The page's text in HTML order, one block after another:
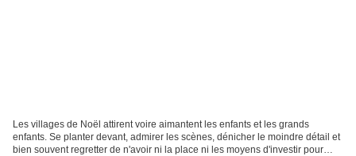
Les villages de Noël attirent voire aimantent les enfants et les grands
enfants. Se planter devant, admirer les scènes, dénicher le moindre détail et
bien souvent regretter de n'avoir ni la place ni les moyens d'investir pour